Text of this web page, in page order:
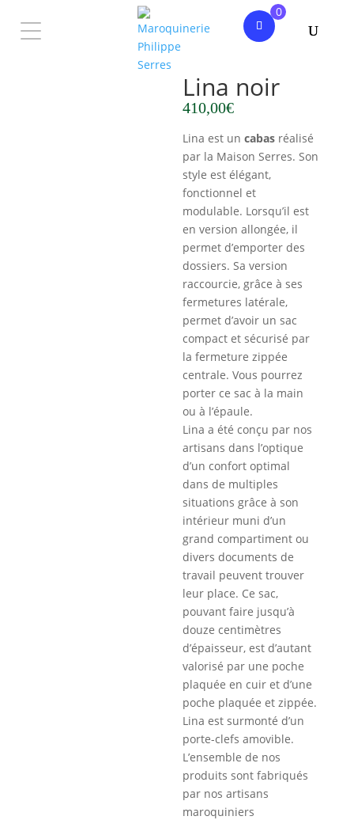
0
Sac à main
Lina noir
410,00€
Lina est uncabas réalisé
par la Maison Serres. Son
style est élégant,
fonctionnel et
modulable. Lorsqu’il est
en version allongée, il
permet d’emporter des
dossiers. Sa version
raccourcie, grâce à ses
fermetures latérale,
permet d’avoir un sac
compact et sécurisé par
la fermeture zippée
centrale. Vous pourrez
porter ce sac à la main
ou à l’épaule.
Lina a été conçu par nos
artisans dans l’optique
d’un confort optimal
dans de multiples
situations grâce à son
intérieur muni d’un
grand compartiment ou
divers documents de
travail peuvent trouver
leur place. Ce sac,
pouvant faire jusqu’à
douze centimètres
d’épaisseur, est d’autant
valorisé par une poche
plaquée en cuir et d’une
poche plaquée et zippée.
Lina est surmonté d’un
porte-clefs amovible.
L’ensemble de nos
produits sont fabriqués
par nos artisans
maroquiniers